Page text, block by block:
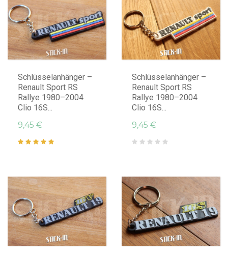
Schlüsselanhänger –
Renault Sport RS
Rallye 1980–2004
Clio 16S...
9,45 €
Schlüsselanhänger –
Renault Sport RS
Rallye 1980–2004
Clio 16S...
9,45 €